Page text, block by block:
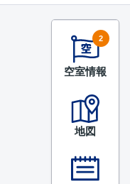
空室情報
2
地図